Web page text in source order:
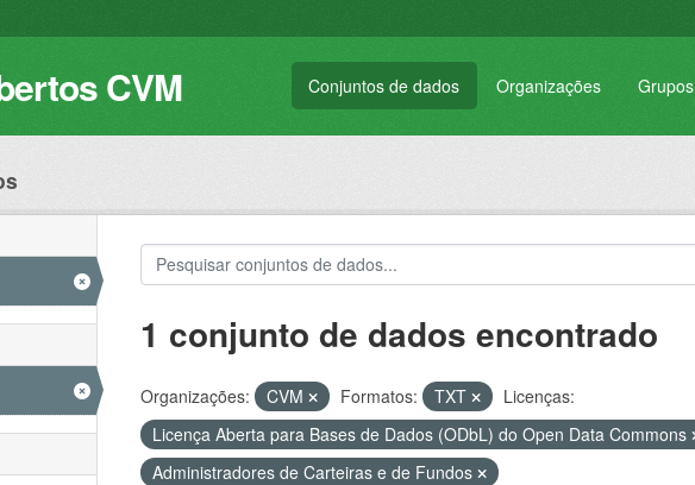
CVM Conjuntos de dados Organizações Grupos
1 conjunto de dados encontrado
Organizações: CVM Formatos: TXT
Licenças:
Licença Aberta para Bases de Dados (ODbL) do Open Data Commons
Administradores de Carteiras e de Fundos